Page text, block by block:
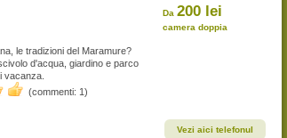
le tradizioni del Maramure?
d'acqua, giardino e parco
vacanza.
(commenti: 1)
Da 200 lei
camera doppia
Vezi aici telefonul